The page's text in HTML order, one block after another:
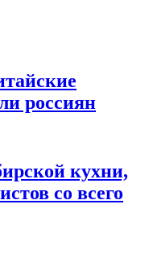
россиян
кухни,
со всего